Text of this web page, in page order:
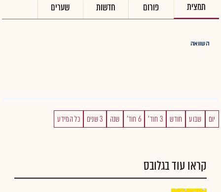
תמצית פורום חדשות שערים
השוואה
יום שבוע חודש 3 חוד' 6 חוד' שנה 3 שנים כל המידע
קראו עוד בגלובס